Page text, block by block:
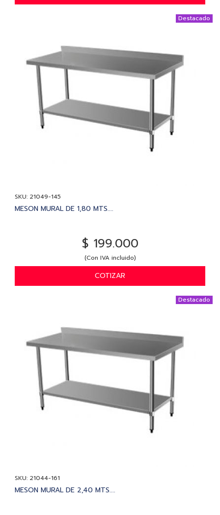
Destacado
SKU: 21049-145
MESON MURAL DE 1,80 MTS....
$ 199.000
(Con IVA incluido)
COTIZAR
Destacado
SKU: 21044-161
MESON MURAL DE 2,40 MTS....